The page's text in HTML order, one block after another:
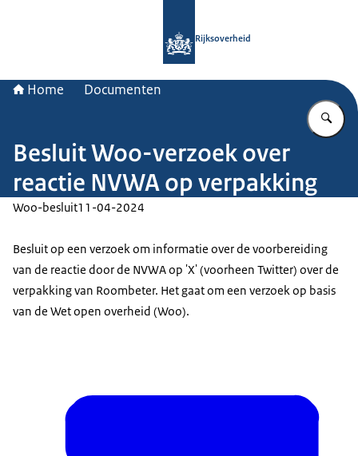
Rijksoverheid
Home Documenten
Besluit Woo-verzoek over
reactie NVWA op verpakking
Woo-besluit11-04-2024
Besluit op een verzoek om informatie over de voorbereiding
van de reactie door de NVWA op 'X' (voorheen Twitter) over de
verpakking van Roombeter. Het gaat om een verzoek op basis
van de Wet open overheid (Woo).